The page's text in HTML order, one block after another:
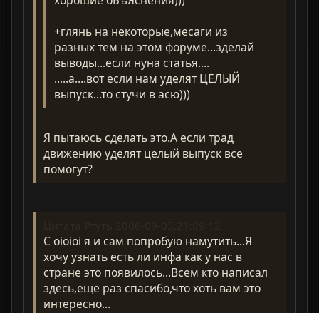
+глянь на некоторые,месаги из
разных тем на этом форуме...зделай
выводы...если нуна статья....
.....а....вот если нам уделят ЦЕЛЫЙ
выпуск...то стучи в асю)))
Я пытаюсь сделать это.А если трад
движению уделят целый выпуск все
помогут?
С oioioi я и сам попробую намутить...Я
хочу узнать есть ли инфа как у нас в
стране это появилось...Всем кто написал
здесь,ещё раз спасибо,что хоть вам это
интересно...